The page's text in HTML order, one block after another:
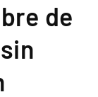
de